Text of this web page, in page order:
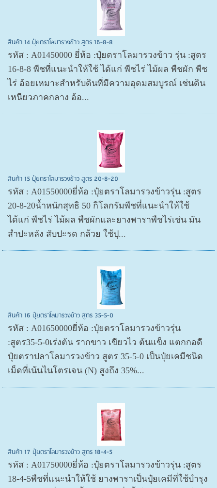
สินค้า 14 ปุ๋ยตราโลมารวงข้าว สูตร 16-8-8
รหัส : A01450000 ยี่ห้อ :ปุ๋ยตราโลมารวงข้าว รุ่น :สูตร
16-8-8 พืชที่แนะนำให้ใช้ ได้แก่ พืชไร่ ไม้ผล พืชผัก พืช
ไร่ อ้อยเหมาะสำหรับดินที่มีความอุดมสมบูรณ์ เช่นดิน
เหนียวภาคกลาง อ้อ...
สินค้า 15 ปุ๋ยตราโลมารวงข้าว สูตร 20-8-20
รหัส : A01550000ยี่ห้อ :ปุ๋ยตราโลมารวงข้าวรุ่น :สูตร
20-8-20น้ำหนักสุทธิ 50 กิโลกรัมพืชที่แนะนำให้ใช้
ได้แก่ พืชไร่ ไม้ผล พืชผักและยางพาราพืชไร่เช่น มัน
สำปะหลัง สับปะรด กล้วย ใช้ปุ...
สินค้า 16 ปุ๋ยตราโลมารวงข้าว สูตร 35-5-0
รหัส : A01650000ยี่ห้อ :ปุ๋ยตราโลมารวงข้าวรุ่น
:สูตร35-5-0เร่งต้น รากขาว เขียวไว ต้นแข็ง แตกกอดี
ปุ๋ยตราปลาโลมารวงข้าว สูตร 35-5-0 เป็นปุ๋ยเคมีชนิด
เม็ดที่เน้นไนโตรเจน (N) สูงถึง 35%...
สินค้า 17 ปุ๋ยตราโลมารวงข้าว สูตร 18-4-5
รหัส : A01750000ยี่ห้อ :ปุ๋ยตราโลมารวงข้าวรุ่น :สูตร
18-4-5พืชที่แนะนำให้ใช้ ยางพาราเป็นปุ๋ยเคมีที่ใช้บำรุง